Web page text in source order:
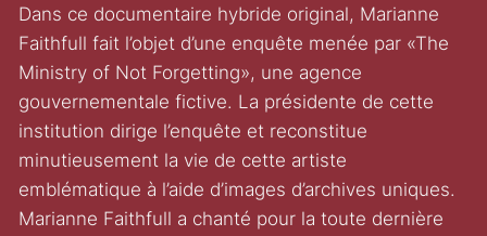
Dans ce documentaire hybride original, Marianne
Faithfull fait l’objet d’une enquête menée par «The
Ministry of Not Forgetting», une agence
gouvernementale fictive. La présidente de cette
institution dirige l’enquête et reconstitue
minutieusement la vie de cette artiste
emblématique à l’aide d’images d’archives uniques.
Marianne Faithfull a chanté pour la toute dernière